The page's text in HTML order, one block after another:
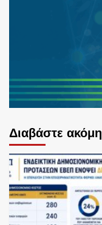
Διαβάστε ακόμη